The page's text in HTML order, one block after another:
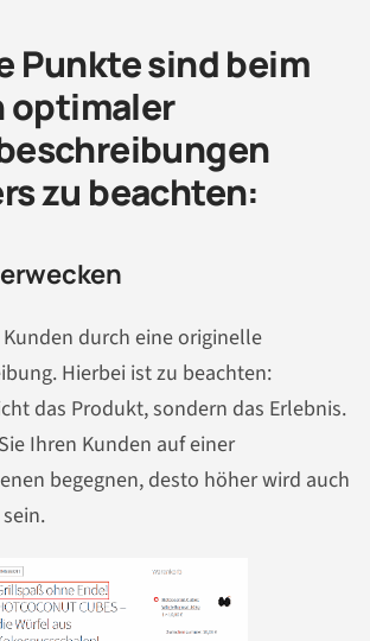
Punkte sind beim
optimaler
zu beachten:
Kunden durch eine originelle
Hierbei ist zu beachten:
das Produkt, sondern das Erlebnis.
Ihren Kunden auf einer
begegnen, desto höher wird auch